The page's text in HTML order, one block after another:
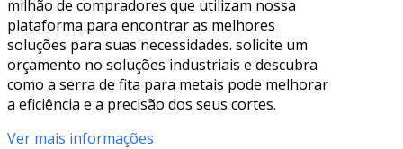
milhão de compradores que utilizam nossa
plataforma para encontrar as melhores
soluções para suas necessidades. solicite um
orçamento no soluções industriais e descubra
como a serra de fita para metais pode melhorar
a eficiência e a precisão dos seus cortes.
Ver mais informações